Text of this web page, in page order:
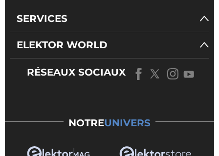
SERVICES
ELEKTOR WORLD
RÉSEAUX SOCIAUX
NOTREUNIVERS